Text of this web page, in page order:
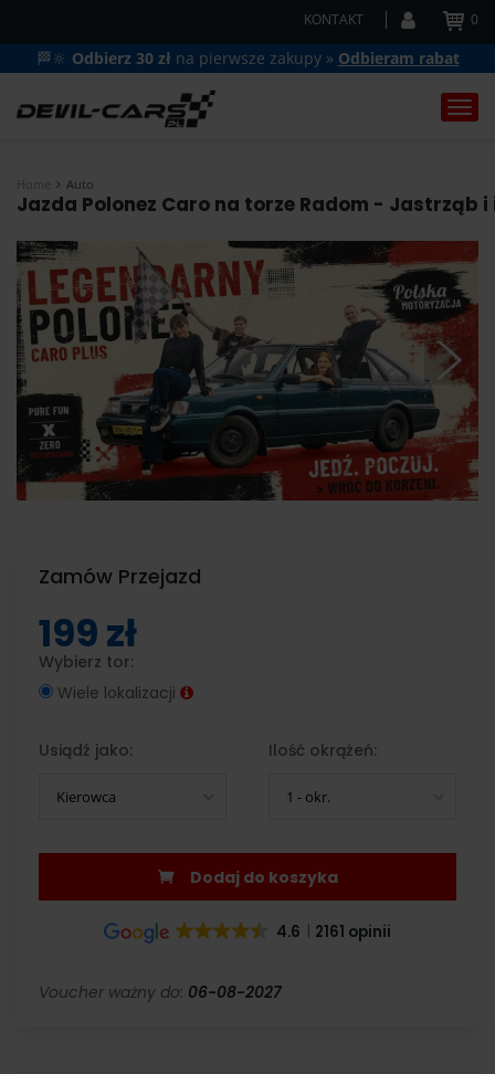
KONTAKT 0
🏁🔆 Odbierz 30 zł na pierwsze zakupy » Odbieram rabat
Home Auto
Jazda Polonez Caro na torze Radom - Jastrząb
Zamów Przejazd
199 zł
Wybierz tor:
Wiele lokalizacji
Usiądź jako:
Kierowca
Ilość okrążeń:
1 - okr.
Dodaj do koszyka
4.6 2161 opinii
Voucher ważny do: 06-08-2027